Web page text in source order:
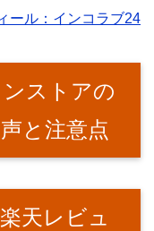
ール：インコラブ24
ストアの
と注意点
天レビュ